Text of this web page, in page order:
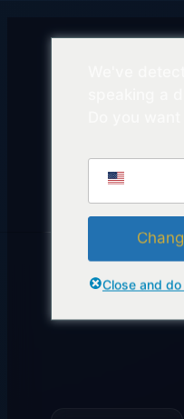
Close and